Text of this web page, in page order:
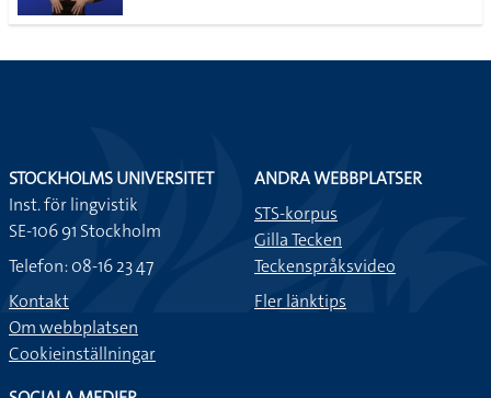
STOCKHOLMS UNIVERSITET
Inst. för lingvistik
SE-106 91 Stockholm
Telefon: 08-16 23 47
Kontakt
Om webbplatsen
Cookieinställningar
ANDRA WEBBPLATSER
STS-korpus
Gilla Tecken
Teckenspråksvideo
Fler länktips